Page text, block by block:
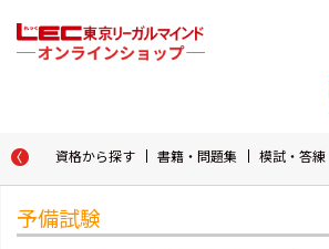
資格から探す 書籍・問題集 模試・答練
予備試験